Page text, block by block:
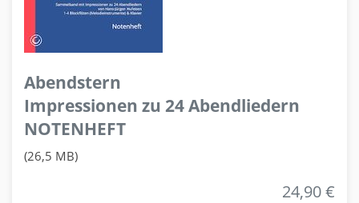
Abendstern
Impressionen zu 24 Abendliedern
NOTENHEFT
(26,5 MB)
24,90 €